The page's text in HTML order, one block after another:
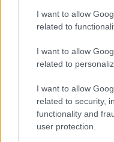
I want to allow
related to
I want to allow
related to
I want to allow
related to security,
functionality and
user protection.
Tizenegy meglévő
különszintű csomópontot
bővítésénél.
Új